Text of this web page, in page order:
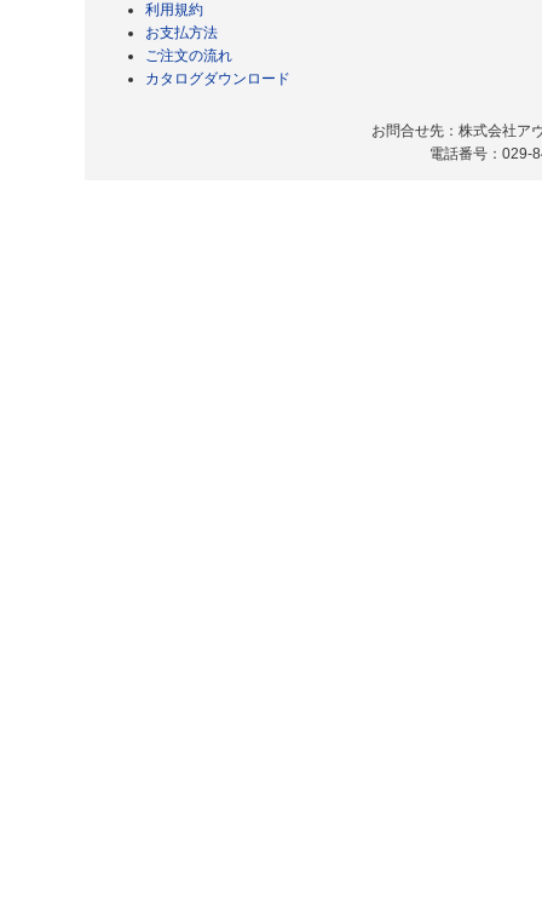
利用規約
お支払方法
ご注文の流れ
カタログダウンロード
お問合せ先：株式会社ア
電話番号：